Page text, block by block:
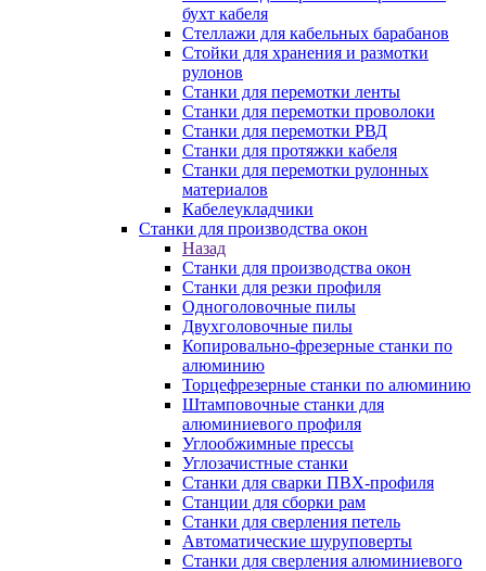
бухт кабеля
Стеллажи для кабельных барабанов
Стойки для хранения и размотки
рулонов
Станки для перемотки ленты
Станки для перемотки проволоки
Станки для перемотки РВД
Станки для протяжки кабеля
Станки для перемотки рулонных
материалов
Кабелеукладчики
Станки для производства окон
Назад
Станки для производства окон
Станки для резки профиля
Одноголовочные пилы
Двухголовочные пилы
Копировально-фрезерные станки по
алюминию
Торцефрезерные станки по алюминию
Штамповочные станки для
алюминиевого профиля
Углообжимные прессы
Углозачистные станки
Станки для сварки ПВХ-профиля
Станции для сборки рам
Станки для сверления петель
Автоматические шуруповерты
Станки для сверления алюминиевого